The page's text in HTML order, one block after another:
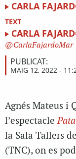
CARLA
TEXT
CARLA
CarlaFajardoMar
PUBLICAT:
MAIG 12, 2022 -
Agnés Mateus i
l’espectacle
la Sala Tallers
(TNC), on es